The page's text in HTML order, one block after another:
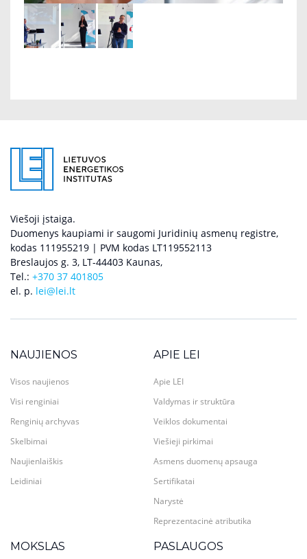
Viešoji įstaiga.
Duomenys kaupiami ir saugomi Juridinių asmenų registre,
kodas 111955219 | PVM kodas LT119552113
Breslaujos g. 3, LT-44403 Kaunas,
Tel.: +370 37 401805
el. p. lei@lei.lt
NAUJIENOS
Visos naujienos
Visi renginiai
Renginių archyvas
Skelbimai
Naujienlaiškis
Leidiniai
APIE LEI
Apie LEI
Valdymas ir struktūra
Veiklos dokumentai
Viešieji pirkimai
Asmens duomenų apsauga
Sertifikatai
Narystė
Reprezentacinė atributika
MOKSLAS PASLAUGOS